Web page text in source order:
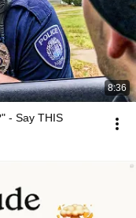
8:36
- Say THIS